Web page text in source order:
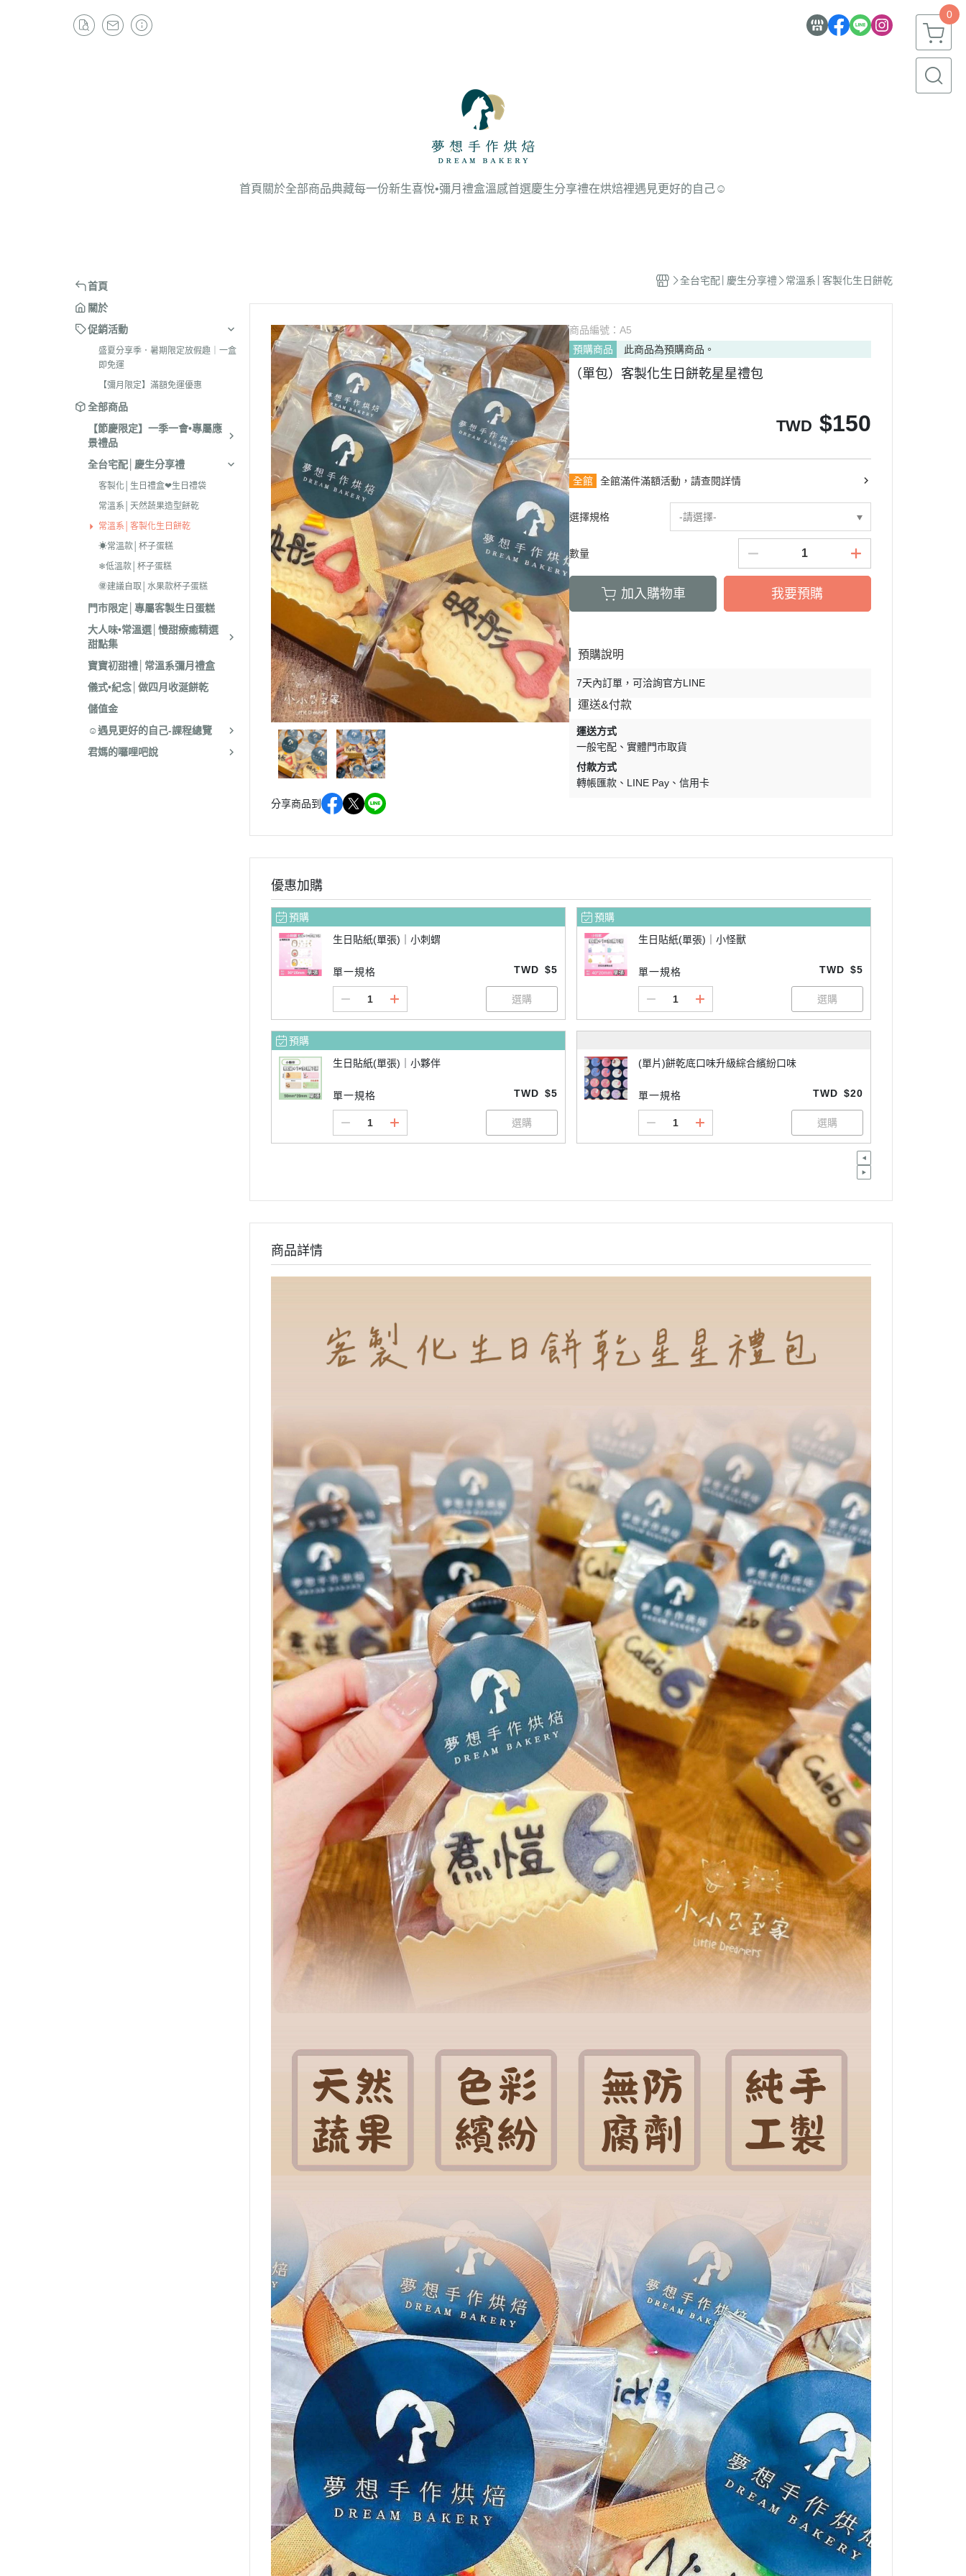
0
首頁 關於全部商品典藏每一份新生喜悅•彌月禮盒溫感首選慶生分享禮在烘焙裡遇見更好的自己☺
首頁
關於
促銷活動
盛夏分享季．暑期限定放假趣｜一盒
即免運
【彌月限定】滿額免運優惠
全部商品
【節慶限定】一季一會•專屬應
景禮品
全台宅配│慶生分享禮
客製化│生日禮盒❤生日禮袋
常溫系│天然蔬果造型餅乾
常溫系│客製化生日餅乾
☀常溫款│杯子蛋糕
❄低溫款│杯子蛋糕
㊝建議自取│水果款杯子蛋糕
門市限定│專屬客製生日蛋糕
大人味•常溫選│慢甜療癒精選
甜點集
寶寶初甜禮│常溫系彌月禮盒
儀式•紀念│做四月收涎餅乾
儲值金
☺遇見更好的自己-課程總覽
君媽的囉哩吧說
全台宅配│慶生分享禮 常溫系│客製化生日餅乾
分享商品到
商品編號：A5
預購商品
此商品為預購商品。
（單包）客製化生日餅乾星星禮包
TWD $150
全館 全館滿件滿額活動，請查閱詳情
選擇規格 -請選擇-
數量
加入購物車 我要預購
預購說明
7天內訂單，可洽詢官方LINE
運送&付款
運送方式
一般宅配
實體門市取貨
付款方式
轉帳匯款
LINE Pay 信用卡
優惠加購
預購
生日貼紙(單張)｜小刺蝟
單一規格 TWD $5
預購
生日貼紙(單張)｜小怪獸
單一規格 TWD $5
預購
生日貼紙(單張)｜小夥伴
單一規格 TWD $5
(單片)餅乾底口味升級綜合繽紛口味
單一規格 TWD $20
商品詳情